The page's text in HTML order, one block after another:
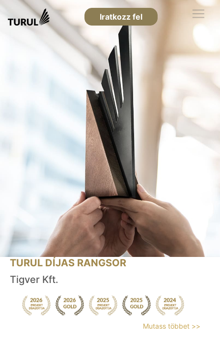
Iratkozz fel
TURUL DÍJAS RANGSOR
Tigver Kft.
Mutass többet >>